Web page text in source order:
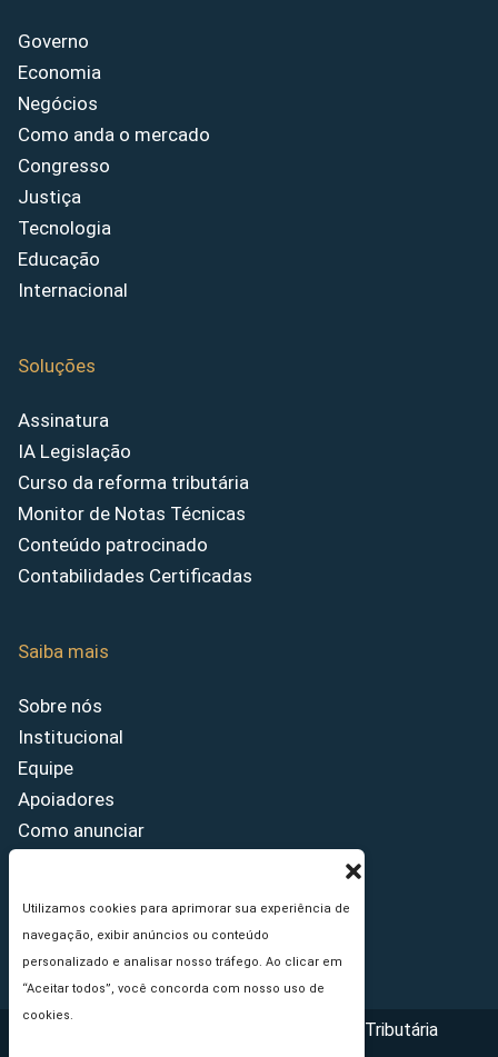
Utilizamos cookies para aprimorar sua experiência de
navegação, exibir anúncios ou conteúdo
personalizado e analisar nosso tráfego. Ao clicar em
“Aceitar todos”, você concorda com nosso uso de
cookies.
Governo
Economia
Negócios
Como anda o mercado
Congresso
Justiça
Tecnologia
Educação
Internacional
Soluções
Assinatura
IA Legislação
Curso da reforma tributária
Monitor de Notas Técnicas
Conteúdo patrocinado
Contabilidades Certificadas
Saiba mais
Sobre nós
Institucional
Equipe
Apoiadores
Como anunciar
Princípios Editoriais
Copyright © 2026 - Portal da Reforma Tributária